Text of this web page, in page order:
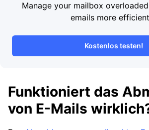
Manage your mailbox
emails more
Kostenlos testen!
Funktioniert das
von E-Mails